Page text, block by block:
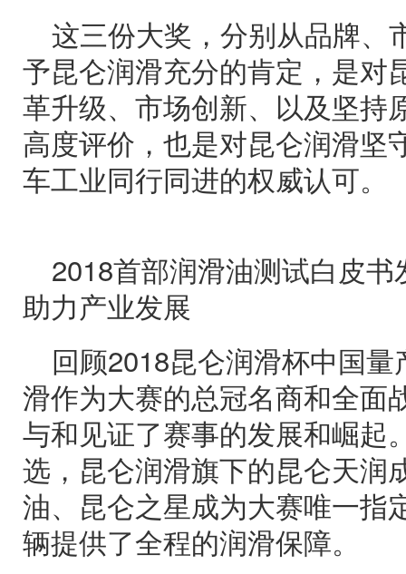
这三份大奖，分别从品牌、
予昆仑润滑充分的肯定，是对
革升级、市场创新、以及坚持
高度评价，也是对昆仑润滑坚
车工业同行同进的权威认可。
2018首部润滑油测试白皮
助力产业发展
回顾2018昆仑润滑杯中国
滑作为大赛的总冠名商和全面
与和见证了赛事的发展和崛起
选，昆仑润滑旗下的昆仑天润
油、昆仑之星成为大赛唯一指
辆提供了全程的润滑保障。